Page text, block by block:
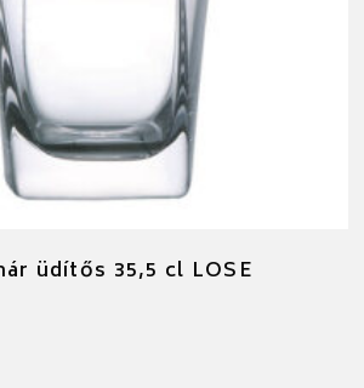
üdítős 35,5 cl LOSE